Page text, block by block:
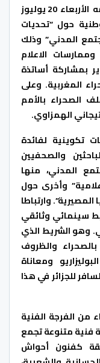
وعلاقة بشعار المهرجان ستنظم يومه الأربعاء 20 يوليوز
وطنية حول “تحديات
المدني” وذلك
الاعلام
بمشاركة أساتذة
المغربية. وعلى
الصحراء بالأمم
الهمزاوي.
تكوينية لفائدة
والصحفيين
المدني، منها
وأخرى حول
وارتباطا
سينمائي وثائقي
وهو الشريط الذي
والظروف
ومعاناة
للجزائر في هذا
من الفرجة الفنية
فنية متنوعة تجمع
كفنون أحواش